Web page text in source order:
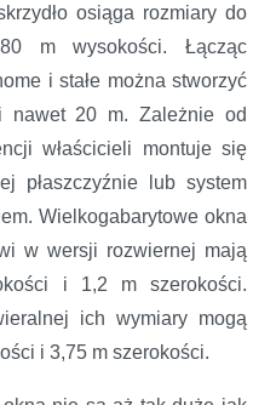
osiąga rozmiary do
m wysokości. Łącząc
i stałe można stworzyć
nawet 20 m. Zależnie od
właścicieli montuje się
płaszczyźnie lub system
Wielkogabarytowe okna
w wersji rozwiernej mają
i 1,2 m szerokości.
ich wymiary mogą
i 3,75 m szerokości.